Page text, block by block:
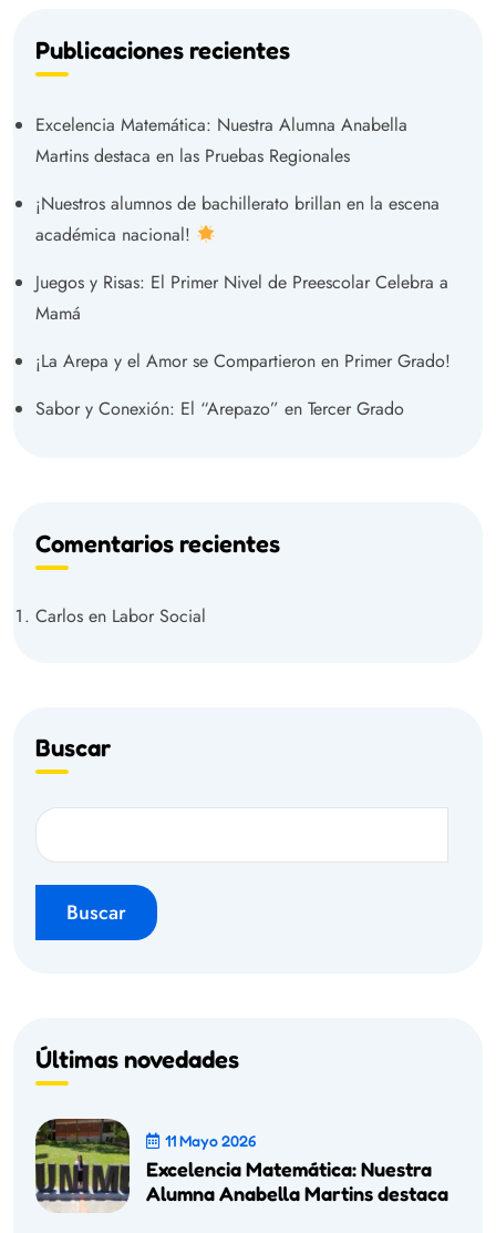
Publicaciones recientes
Excelencia Matemática: Nuestra Alumna Anabella
Martins destaca en las Pruebas Regionales
¡Nuestros alumnos de bachillerato brillan en la escena
académica nacional!
Juegos y Risas: El Primer Nivel de Preescolar Celebra a
Mamá
¡La Arepa y el Amor se Compartieron en Primer Grado!
Sabor y Conexión: El “Arepazo” en Tercer Grado
Comentarios recientes
Carlos en Labor Social
Buscar
Buscar
Últimas novedades
11 Mayo 2026
Excelencia Matemática: Nuestra
Alumna Anabella Martins destaca